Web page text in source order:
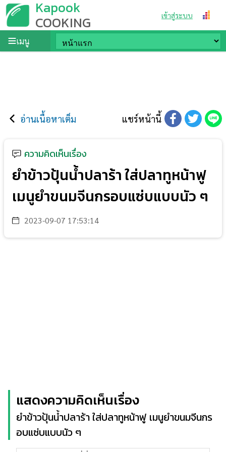
Kapook
COOKING เข้าสู่ระบบ
เมนู
อ่านเนื้อหาเต็ม แชร์หน้านี้
ความคิดเห็นเรื่อง
ยำข้าวปุ้นน้ำปลาร้า ใส่ปลาทูหน้าฟู
เมนูยำขนมจีนกรอบแซ่บแบบนัว ๆ
2023-09-07 17:53:14
แสดงความคิดเห็นเรื่อง
ยำข้าวปุ้นน้ำปลาร้า ใส่ปลาทูหน้าฟู เมนูยำขนมจีนกร
อบแซ่บแบบนัว ๆ